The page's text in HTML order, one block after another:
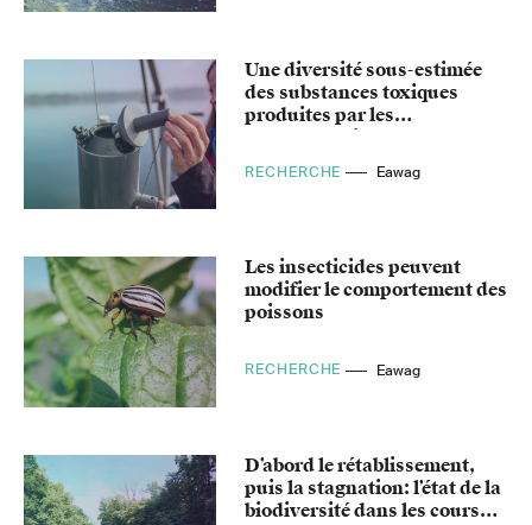
Une diversité sous-estimée
des substances toxiques
produites par les
cyanobactéries
RECHERCHE Eawag
Les insecticides peuvent
modifier le comportement des
poissons
RECHERCHE Eawag
D’abord le rétablissement,
puis la stagnation: l’état de la
biodiversité dans les cours